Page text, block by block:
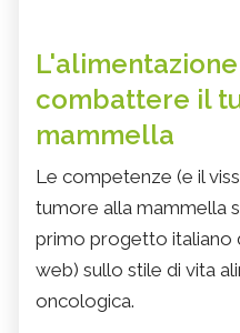
combattere il
mammella
Le competenze (e il
tumore alla mammella
primo progetto italiano
web) sullo stile di vita
oncologica.